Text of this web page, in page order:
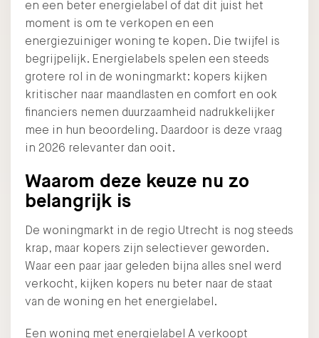
en een beter energielabel of dat dit juist het
moment is om te verkopen en een
energiezuiniger woning te kopen. Die twijfel is
begrijpelijk. Energielabels spelen een steeds
grotere rol in de woningmarkt: kopers kijken
kritischer naar maandlasten en comfort en ook
financiers nemen duurzaamheid nadrukkelijker
mee in hun beoordeling. Daardoor is deze vraag
in 2026 relevanter dan ooit.
Waarom deze keuze nu zo
belangrijk is
De woningmarkt in de regio Utrecht is nog steeds
krap, maar kopers zijn selectiever geworden.
Waar een paar jaar geleden bijna alles snel werd
verkocht, kijken kopers nu beter naar de staat
van de woning en het energielabel.
Een woning met energielabel A verkoopt